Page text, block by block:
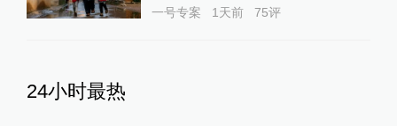
一号专案 1天前 75评
24小时最热